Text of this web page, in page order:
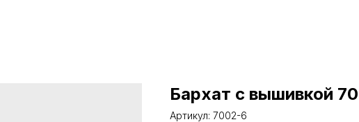
Бархат с вышивкой
Артикул: 7002-6